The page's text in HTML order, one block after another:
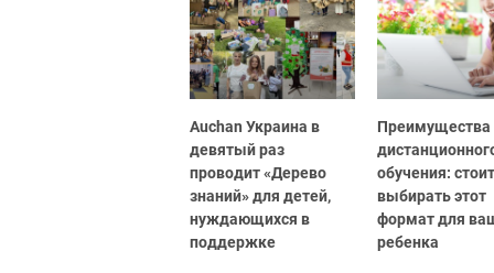
Auchan Украина в
девятый раз
проводит «Дерево
знаний» для детей,
нуждающихся в
поддержке
Преимущества
обучения:
выбирать этот
формат для
ребенка